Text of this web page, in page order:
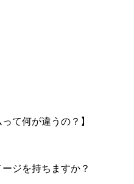
て何が違うの？】
ジを持ちますか？